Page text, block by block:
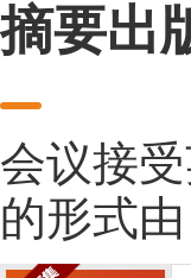
摘要出
会议接
的形式由